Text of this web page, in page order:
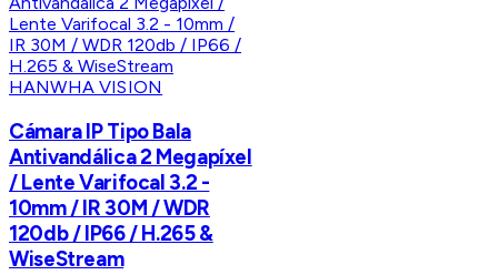
HANWHA VISION
Cámara IP Tipo Bala
Antivandálica 2 Megapíxel
/ Lente Varifocal 3.2 -
10mm / IR 30M / WDR
120db / IP66 / H.265 &
WiseStream